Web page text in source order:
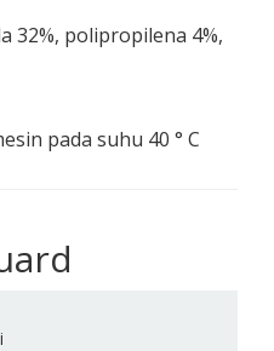
32%, polipropilena 4%,
pada suhu 40 ° C